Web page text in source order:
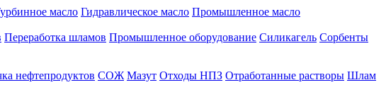
масло Гидравлическое масло Промышленное масло
Переработка шламов Промышленное оборудование Силикагель Сорбенты
нефтепродуктов СОЖ Мазут Отходы НПЗ Отработанные растворы Шлам